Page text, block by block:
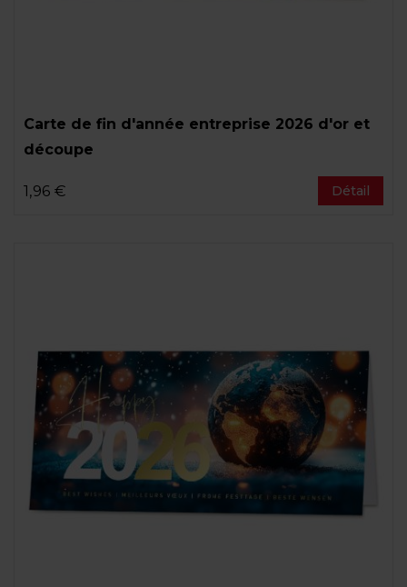
Carte de fin d'année entreprise 2026 d'or et
découpe
1,96 € Détail